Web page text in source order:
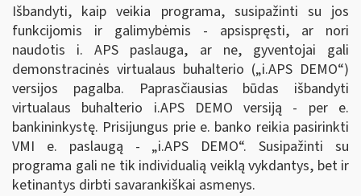
Išbandyti, kaip veikia programa, susipažinti su jos
funkcijomis ir galimybėmis - apsispręsti, ar nori
naudotis i. APS paslauga, ar ne, gyventojai gali
demonstracinės virtualaus buhalterio („i.APS DEMO“)
versijos pagalba. Paprasčiausias būdas išbandyti
virtualaus buhalterio i.APS DEMO versiją - per e.
bankininkystę. Prisijungus prie e. banko reikia pasirinkti
VMI e. paslaugą - „i.APS DEMO“. Susipažinti su
programa gali ne tik individualią veiklą vykdantys, bet ir
ketinantys dirbti savarankiškai asmenys.